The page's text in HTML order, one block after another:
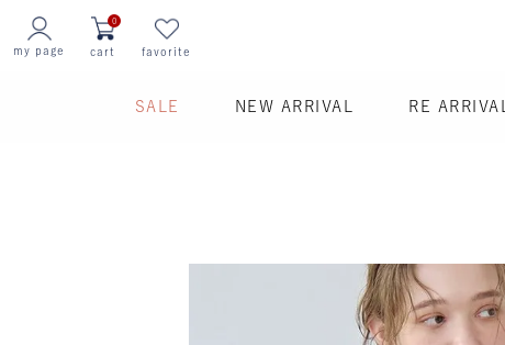
my page cart
0
favorite
SALE NEW ARRIVAL RE ARRIVAL